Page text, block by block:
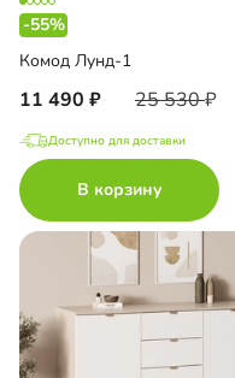
-55%
Комод Лунд-1
11 490 25 530
Доступно для доставки
В корзину